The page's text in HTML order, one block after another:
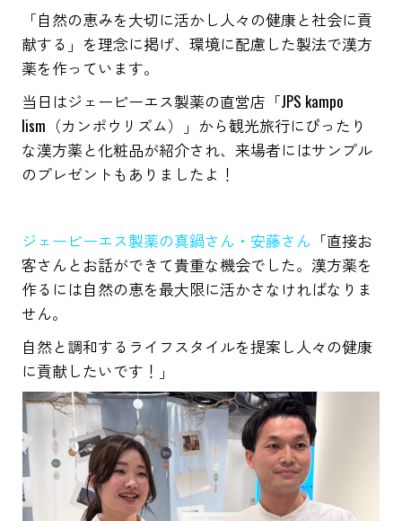
「自然の恵みを大切に活かし人々の健康と社会に貢
献する」を理念に掲げ、環境に配慮した製法で漢方
薬を作っています。
当日はジェーピーエス製薬の直営店「JPS kampo
lism（カンポウリズム）」から観光旅行にぴったり
な漢方薬と化粧品が紹介され、来場者にはサンプル
のプレゼントもありましたよ！
ジェーピーエス製薬の真鍋さん・安藤さん 「直接お
客さんとお話ができて貴重な機会でした。漢方薬を
作るには自然の恵を最大限に活かさなければなりま
せん。
自然と調和するライフスタイルを提案し人々の健康
に貢献したいです！」